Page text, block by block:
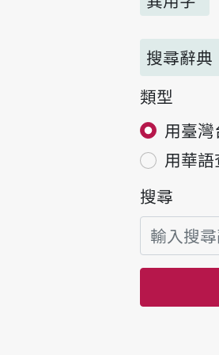
搜尋辭典
類型
用臺
用華
搜尋